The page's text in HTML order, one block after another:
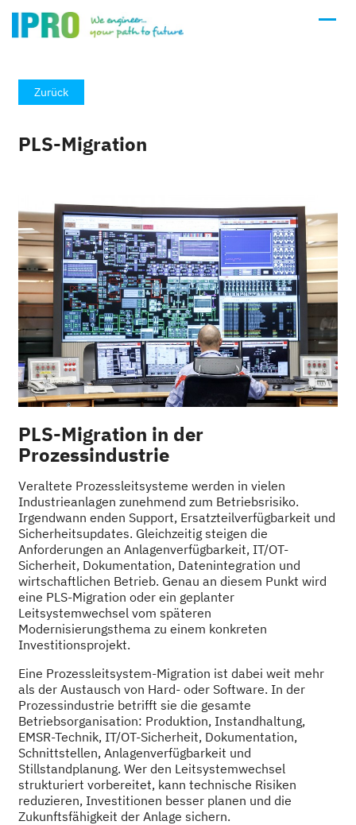
Zurück
PLS-Migration
PLS-Migration in der
Prozessindustrie
Veraltete Prozessleitsysteme werden in vielen
Industrieanlagen zunehmend zum Betriebsrisiko.
Irgendwann enden Support, Ersatzteilverfügbarkeit und
Sicherheitsupdates. Gleichzeitig steigen die
Anforderungen an Anlagenverfügbarkeit, IT/OT-
Sicherheit, Dokumentation, Datenintegration und
wirtschaftlichen Betrieb. Genau an diesem Punkt wird
eine PLS-Migration oder ein geplanter
Leitsystemwechsel vom späteren
Modernisierungsthema zu einem konkreten
Investitionsprojekt.
Eine Prozessleitsystem-Migration ist dabei weit mehr
als der Austausch von Hard- oder Software. In der
Prozessindustrie betrifft sie die gesamte
Betriebsorganisation: Produktion, Instandhaltung,
EMSR-Technik, IT/OT-Sicherheit, Dokumentation,
Schnittstellen, Anlagenverfügbarkeit und
Stillstandplanung. Wer den Leitsystemwechsel
strukturiert vorbereitet, kann technische Risiken
reduzieren, Investitionen besser planen und die
Zukunftsfähigkeit der Anlage sichern.